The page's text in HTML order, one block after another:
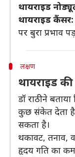
थायराइड
थायराइड कैंसर:
पर बुरा प्रभाव
लक्षण
थायराइड
डॉ राठी ने
कुछ संकेत देता है
सकता है।
थकावट, तनाव,
हृदय गति का